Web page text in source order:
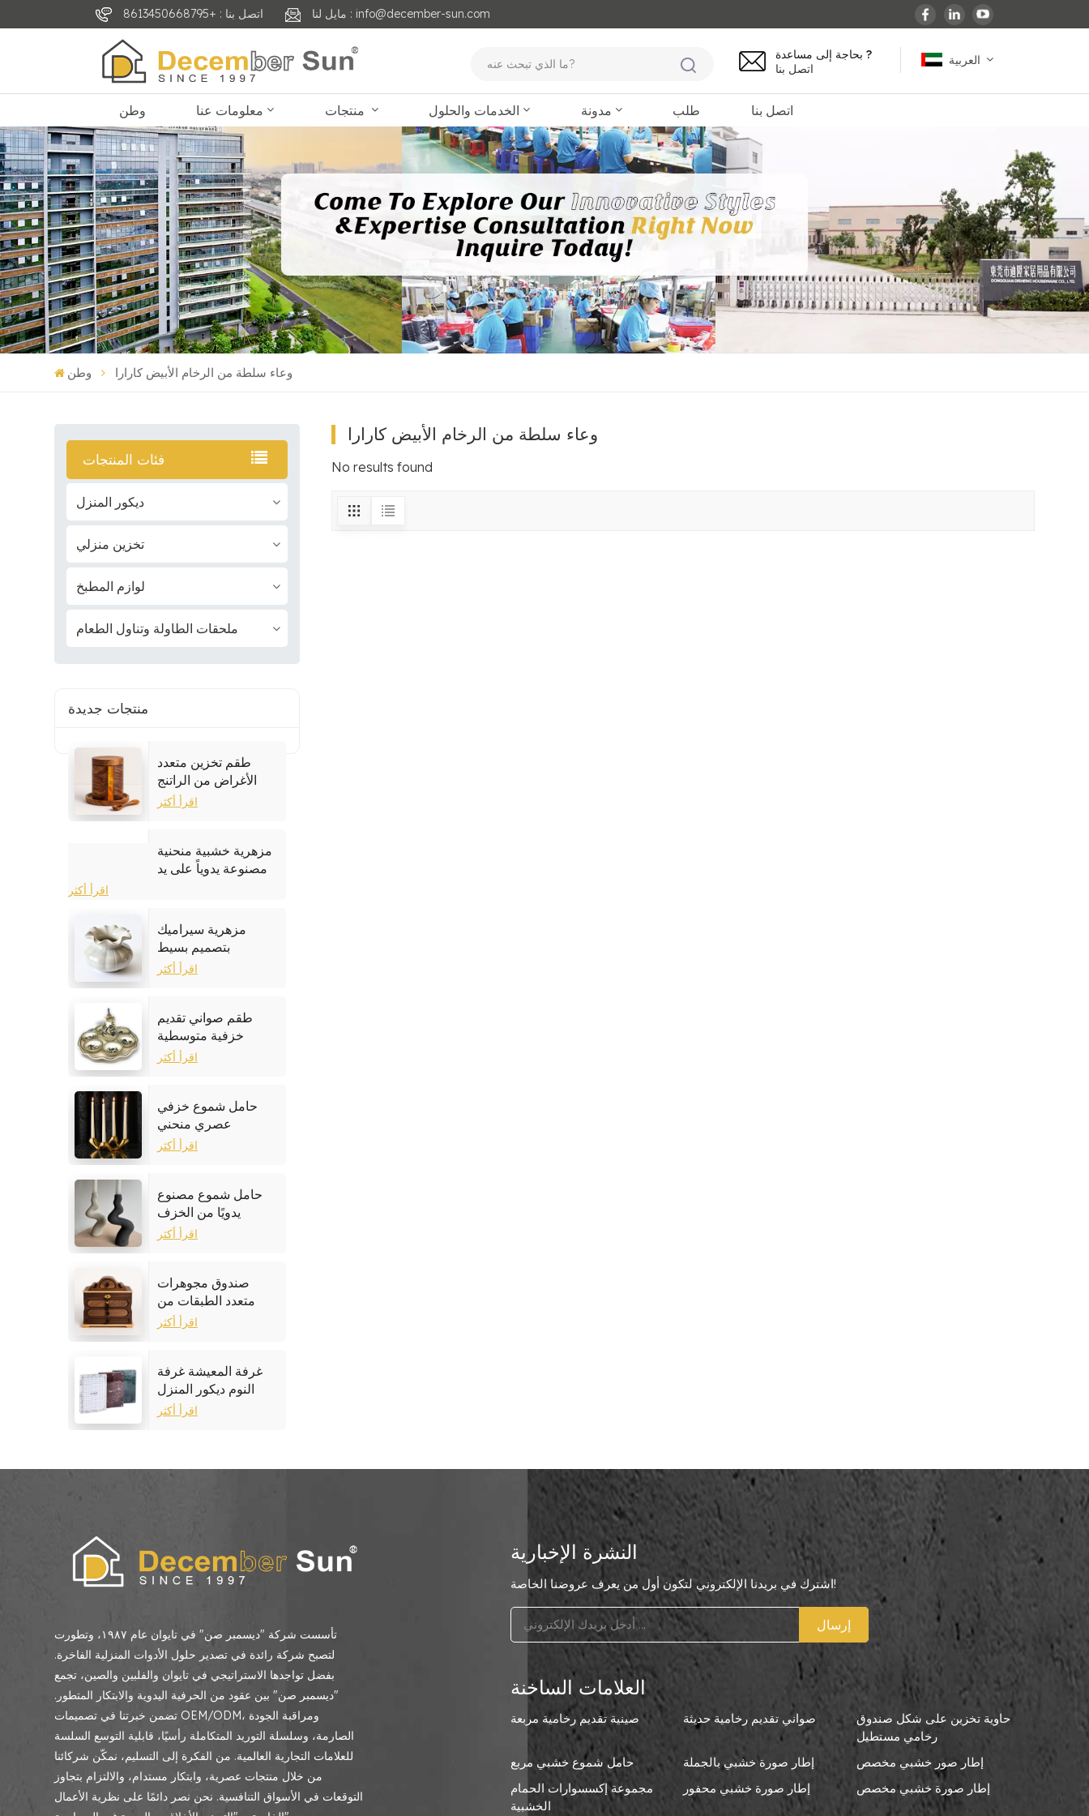
اتصل بنا : +8613450668795 مايل لنا : info@december-sun.com
العربية
français
Deutsch
العربية
بحاجة إلى مساعدة ?
اتصل بنا
وطن معلومات عنا الخدمات والحلول مدونة طلب اتصل بنا
وطن وعاء سلطة من الرخام الأبيض كارارا
فئات المنتجات
ديكور المنزل
تخزين منزلي
لوازم المطبخ
ملحقات الطاولة وتناول الطعام
منتجات جديدة
طقم تخزين متعدد
الأغراض من الراتنج
والخشب
اقرأ أكثر
مزهرية خشبية منحنية
مصنوعة يدوياً على يد
اقرأ أكثر
مزهرية سيراميك
بتصميم بسيط
اقرأ أكثر
طقم صواني تقديم
خزفية متوسطية
مرسومة يدويًا
اقرأ أكثر
حامل شموع خزفي
عصري منحني
اقرأ أكثر
حامل شموع مصنوع
يدويًا من الخزف
الحجري
اقرأ أكثر
صندوق مجوهرات
متعدد الطبقات من
خشب الجوز
اقرأ أكثر
غرفة المعيشة غرفة
النوم ديكور المنزل
إطار الصورة الرخام
اقرأ أكثر
وعاء سلطة من الرخام الأبيض كارارا
No results found
تأسست شركة "ديسمبر صن" في تايوان عام ١٩٨٧، وتطورت
لتصبح شركة رائدة في تصدير حلول الأدوات المنزلية الفاخرة.
بفضل تواجدها الاستراتيجي في تايوان والفلبين والصين، تجمع
"ديسمبر صن" بين عقود من الحرفية اليدوية والابتكار المتطور.
تضمن خبرتنا في تصميمات OEM/ODM، ومراقبة الجودة
الصارمة، وسلسلة التوريد المتكاملة رأسيًا، قابلية التوسع السلسة
للعلامات التجارية العالمية. من الفكرة إلى التسليم، نمكّن شركائنا
من خلال منتجات عصرية، وابتكار مستدام، والالتزام بتجاوز
التوقعات في الأسواق التنافسية. نحن نصر دائمًا على نظرية الأعمال
النشرة الإخبارية
اشترك في بريدنا الإلكتروني لتكون أول من يعرف عروضنا الخاصة!
إرسال
العلامات الساخنة
صينية تقديم رخامية مربعة صواني تقديم رخامية حديثة
حاوية تخزين على شكل صندوق
رخامي مستطيل
حامل شموع خشبي مربع
إطار صورة خشبي بالجملة
إطار صور خشبي مخصص
مجموعة إكسسوارات الحمام
الخشبية
إطار صورة خشبي محفور إطار صورة خشبي مخصص